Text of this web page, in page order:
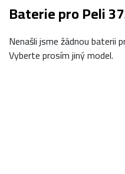
Baterie pro Peli
Nenašli jsme žádnou baterii
Vyberte prosím jiný model.